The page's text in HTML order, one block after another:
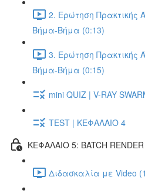
2. Ερώτηση Πρακτικής
Βήμα-Βήμα (0:13)
3. Ερώτηση Πρακτικής
Βήμα-Βήμα (0:15)
mini QUIZ | V-RAY
TEST | ΚΕΦΑΛΑΙΟ 4
ΚΕΦΑΛΑΙΟ 5: BATCH RENDER
Διδασκαλία με Video